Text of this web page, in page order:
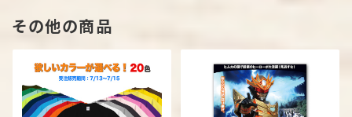
その他の商品